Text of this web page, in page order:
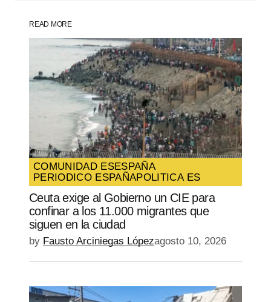
Your Name*
Your E-mail*
Guarda mi nombre, correo electrónico y
web en este navegador para la próxima
vez que comente.
SUBMIT COMMENT
READ MORE
COMUNIDAD ESESPAÑA
PERIODICO ESPAÑAPOLITICA ES
Ceuta exige al Gobierno un CIE para
confinar a los 11.000 migrantes que
siguen en la ciudad
by Fausto Arciniegas Lópezagosto 10, 2026